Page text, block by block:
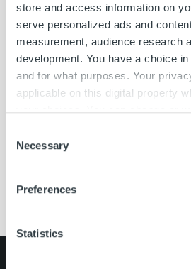
store and access information on
serve personalized ads and
measurement, audience research
development. You have a choice
and for what purposes. Your
applicable on this digital property
your choices. You can change or
the Privacy trigger icon.
Find out more about how your
and set your preferences in the
We use cookies to personalise
provide social media features and
Selection
Necessary
Preferences
Statistics
Uncategorized